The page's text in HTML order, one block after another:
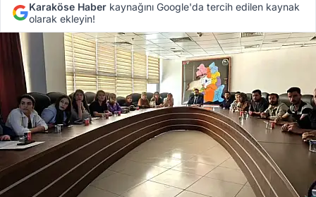
Karaköse Haber kaynağını Google'da tercih edilen kaynak
olarak ekleyin!